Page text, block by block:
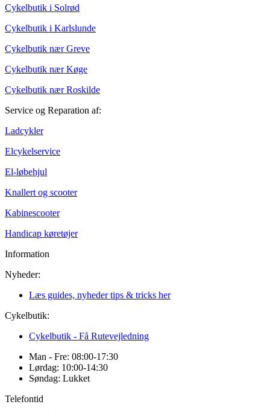
Cykelbutik i Solrød
Cykelbutik i Karlslunde
Cykelbutik nær Greve
Cykelbutik nær Køge
Cykelbutik nær Roskilde
Service og Reparation af:
Ladcykler
Elcykelservice
El-løbehjul
Knallert og scooter
Kabinescooter
Handicap køretøjer
Information
Nyheder:
Læs guides, nyheder tips & tricks her
Cykelbutik:
Cykelbutik - Få Rutevejledning
Man - Fre: 08:00-17:30
Lørdag: 10:00-14:30
Søndag: Lukket
Telefontid